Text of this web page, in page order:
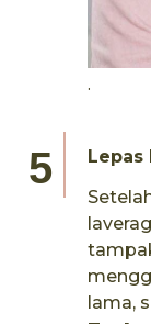
.
Lepas
lama,